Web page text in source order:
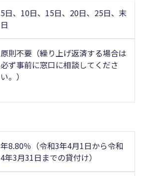
5日、10日、15日、20日、25日、末
日
原則不要（繰り上げ返済する場合は
必ず事前に窓口に相談してくださ
い。）
年8.80％（令和3年4月1日から令和
4年3月31日までの貸付け）